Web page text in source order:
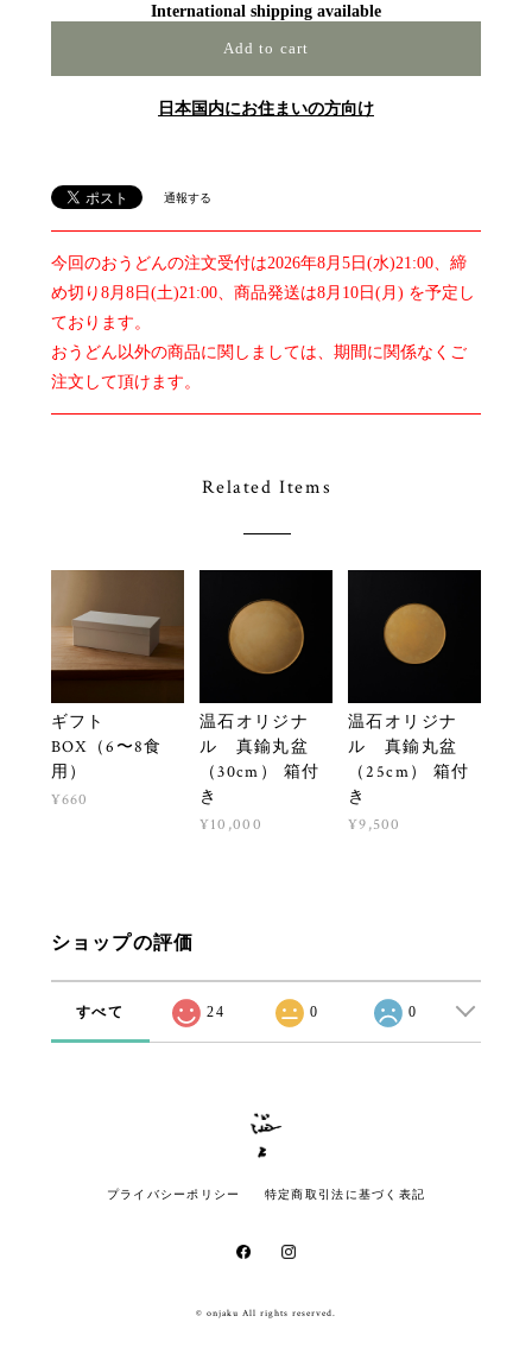
International shipping available
Add to cart
日本国内にお住まいの方向け
通報する
今回のおうどんの注文受付は2026年8月5日(水)21:00、締
め切り8月8日(土)21:00、商品発送は8月10日(月) を予定し
ております。
おうどん以外の商品に関しましては、期間に関係なくご
注文して頂けます。
Related Items
ギフト
BOX（6〜8食
用）
¥660
温石オリジナ
ル 真鍮丸盆
（30cm） 箱付
き
¥10,000
温石オリジナ
ル 真鍮丸盆
（25cm） 箱付
き
¥9,500
ショップの評価
すべて 24 0 0
プライバシーポリシー 特定商取引法に基づく表記
© onjaku All rights reserved.